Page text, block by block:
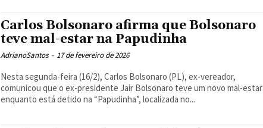
Carlos Bolsonaro afirma que Bolsonaro
teve mal-estar na Papudinha
AdrianoSantos - 17 de fevereiro de 2026
Nesta segunda-feira (16/2), Carlos Bolsonaro (PL), ex-vereador,
comunicou que o ex-presidente Jair Bolsonaro teve um novo mal-estar
enquanto está detido na “Papudinha”, localizada no...